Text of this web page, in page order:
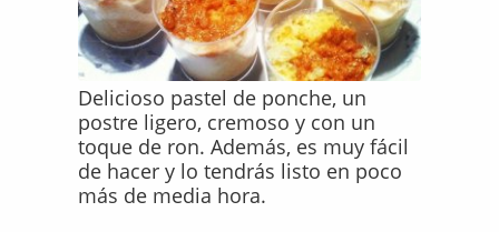
Delicioso pastel de ponche, un
postre ligero, cremoso y con un
toque de ron. Además, es muy fácil
de hacer y lo tendrás listo en poco
más de media hora.